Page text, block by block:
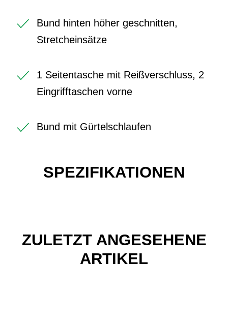
Bund hinten höher geschnitten,
Stretcheinsätze
1 Seitentasche mit Reißverschluss, 2
Eingrifftaschen vorne
Bund mit Gürtelschlaufen
SPEZIFIKATIONEN
ZULETZT ANGESEHENE
ARTIKEL